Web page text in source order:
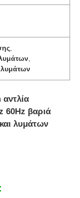
λυμάτων
λυμάτων
60Hz βαριά
λυμάτων